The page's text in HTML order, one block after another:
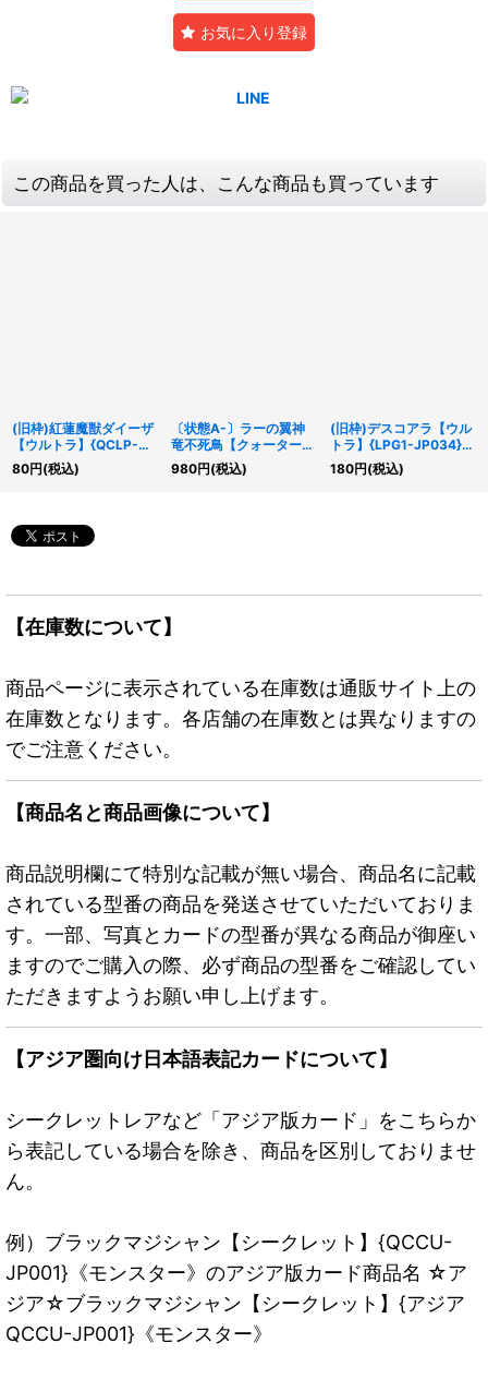
お気に入り登録
この商品を買った人は、こんな商品も買っています
(旧枠)紅蓮魔獣ダイーザ
【ウルトラ】{QCLP-
JP014}《モンスター》
80円(税込)
〔状態A-〕ラーの翼神
竜不死鳥【クォーターセ
ンチュリーシークレッ
ト】{QCAC-JP100}
980円(税込)
(旧枠)デスコアラ【ウル
トラ】{LPG1-JP034}
《モンスター》
180円(税込)
【在庫数について】
商品ページに表示されている在庫数は通販サイト上の
在庫数となります。各店舗の在庫数とは異なりますの
でご注意ください。
【商品名と商品画像について】
商品説明欄にて特別な記載が無い場合、商品名に記載
されている型番の商品を発送させていただいておりま
す。一部、写真とカードの型番が異なる商品が御座い
ますのでご購入の際、必ず商品の型番をご確認してい
ただきますようお願い申し上げます。
【アジア圏向け日本語表記カードについて】
シークレットレアなど「アジア版カード」をこちらか
ら表記している場合を除き、商品を区別しておりませ
ん。
例）ブラックマジシャン【シークレット】{QCCU-
JP001}《モンスター》のアジア版カード商品名 ☆ア
ジア☆ブラックマジシャン【シークレット】{アジア
QCCU-JP001}《モンスター》